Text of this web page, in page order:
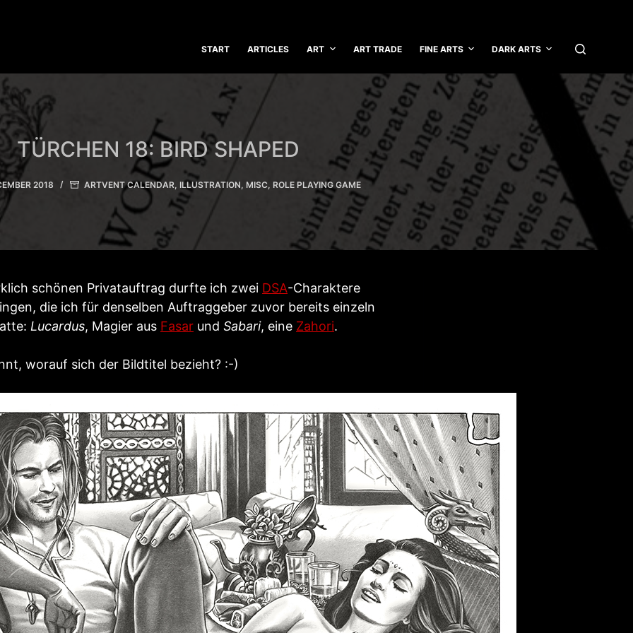
START ARTICLES ART ART TRADE FINE ARTS DARK ARTS
TÜRCHEN 18: BIRD SHAPED
2018 ARTVENT CALENDAR, ILLUSTRATION, MISC, ROLE PLAYING GAME
schönen Privatauftrag durfte ich zwei DSA-Charaktere
die ich für denselben Auftraggeber zuvor bereits einzeln
Lucardus, Magier aus Fasar und Sabari, eine Zahori.
worauf sich der Bildtitel bezieht? :-)